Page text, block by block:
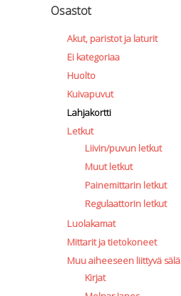
Osastot
Akut, paristot ja laturit
Ei kategoriaa
Huolto
Kuivapuvut
Lahjakortti
Letkut
Liivin/puvun letkut
Muut letkut
Painemittarin letkut
Regulaattorin letkut
Luolakamat
Mittarit ja tietokoneet
Muu aiheeseen liittyvä sälä
Kirjat